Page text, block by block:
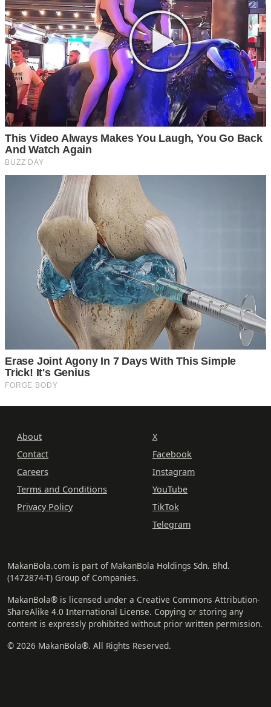
About
Contact
Careers
Terms and Conditions
Privacy Policy
X
Facebook
Instagram
YouTube
TikTok
Telegram
MakanBola.com is part of MakanBola Holdings Sdn. Bhd.
(1472874-T) Group of Companies.
MakanBola® is licensed under a Creative Commons Attribution-
ShareAlike 4.0 International License. Copying or storing any
content is expressly prohibited without prior written permission.
© 2026 MakanBola®. All Rights Reserved.